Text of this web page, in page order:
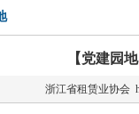
【党建园
浙江省租赁业协会